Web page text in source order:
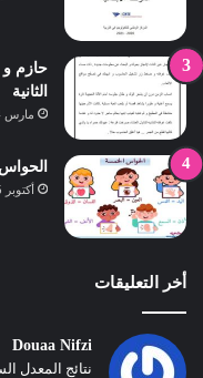
حازم و
الثانية
مارس 14, 2023
أكتوبر 15, 2023
أخر التعليقات
Douaa Nifzi
نتائج المعدل